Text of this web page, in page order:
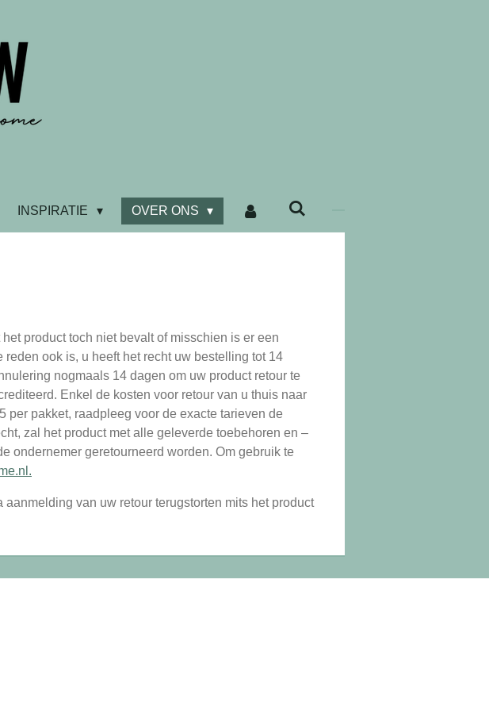
INSPIRATIE OVER ONS
product toch niet bevalt of misschien is er een
reden ook is, u heeft het recht uw bestelling tot 14
nogmaals 14 dagen om uw product retour te
Enkel de kosten voor retour van u thuis naar
pakket, raadpleeg voor de exacte tarieven de
zal het product met alle geleverde toebehoren en –
ondernemer geretourneerd worden. Om gebruik te
van uw retour terugstorten mits het product